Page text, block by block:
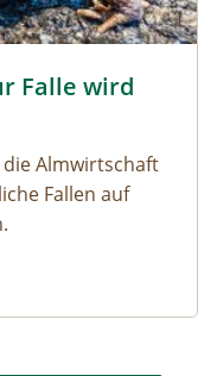
Falle wird
Almwirtschaft
Fallen auf